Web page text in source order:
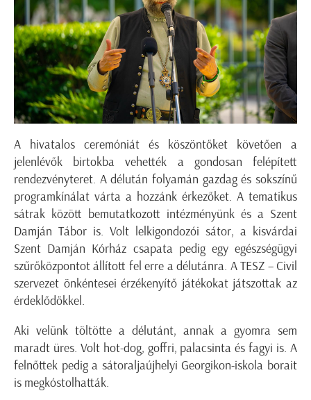
A hivatalos ceremóniát és köszöntőket követően a
jelenlévők birtokba vehették a gondosan felépített
rendezvényteret. A délután folyamán gazdag és sokszínű
programkínálat várta a hozzánk érkezőket. A tematikus
sátrak között bemutatkozott intézményünk és a Szent
Damján Tábor is. Volt lelkigondozói sátor, a kisvárdai
Szent Damján Kórház csapata pedig egy egészségügyi
szűrőközpontot állított fel erre a délutánra. A TESZ – Civil
szervezet önkéntesei érzékenyítő játékokat játszottak az
érdeklődőkkel.
Aki velünk töltötte a délutánt, annak a gyomra sem
maradt üres. Volt hot-dog, goffri, palacsinta és fagyi is. A
felnőttek pedig a sátoraljaújhelyi Georgikon-iskola borait
is megkóstolhatták.